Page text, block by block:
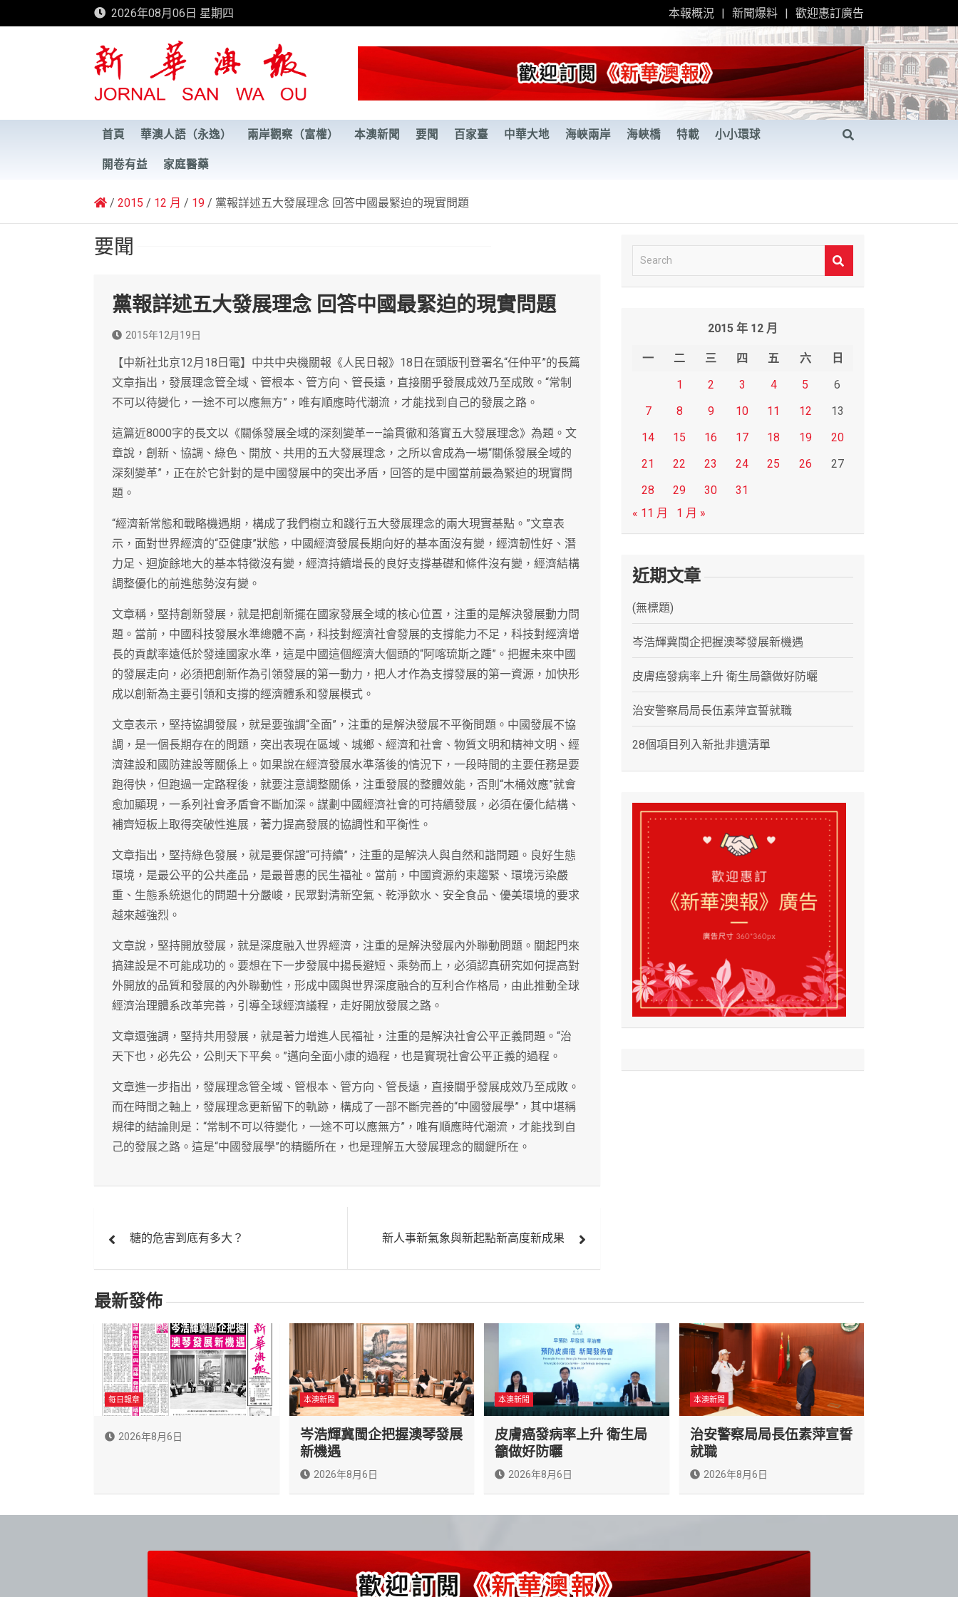
to
2026年08月06日 星期四 本報概況 新聞爆料 歡迎惠訂廣告
新華澳報
首頁 華澳人語（永逸） 兩岸觀察（富權） 本澳新聞 要聞 百家臺 中華大地 海峽兩岸 海峽橋 特載 小小環球
開卷有益 家庭醫藥
2015 12 月 19 黨報詳述五大發展理念 回答中國最緊迫的現實問題
要聞
黨報詳述五大發展理念 回答中國最緊迫的現實問題
2015年12月19日
【中新社北京12月18日電】中共中央機關報《人民日報》18日在頭版刊登署名“任仲平”的長篇
文章指出，發展理念管全域、管根本、管方向、管長遠，直接關乎發展成效乃至成敗。“常制
不可以待變化，一途不可以應無方”，唯有順應時代潮流，才能找到自己的發展之路。
這篇近8000字的長文以《關係發展全域的深刻變革——論貫徹和落實五大發展理念》為題。文
章說，創新、協調、綠色、開放、共用的五大發展理念，之所以會成為一場“關係發展全域的
深刻變革”，正在於它針對的是中國發展中的突出矛盾，回答的是中國當前最為緊迫的現實問
題。
“經濟新常態和戰略機遇期，構成了我們樹立和踐行五大發展理念的兩大現實基點。”文章表
示，面對世界經濟的“亞健康”狀態，中國經濟發展長期向好的基本面沒有變，經濟韌性好、潛
力足、迴旋餘地大的基本特徵沒有變，經濟持續增長的良好支撐基礎和條件沒有變，經濟結構
調整優化的前進態勢沒有變。
文章稱，堅持創新發展，就是把創新擺在國家發展全域的核心位置，注重的是解決發展動力問
題。當前，中國科技發展水準總體不高，科技對經濟社會發展的支撐能力不足，科技對經濟增
長的貢獻率遠低於發達國家水準，這是中國這個經濟大個頭的“阿喀琉斯之踵”。把握未來中國
的發展走向，必須把創新作為引領發展的第一動力，把人才作為支撐發展的第一資源，加快形
成以創新為主要引領和支撐的經濟體系和發展模式。
文章表示，堅持協調發展，就是要強調“全面”，注重的是解決發展不平衡問題。中國發展不協
調，是一個長期存在的問題，突出表現在區域、城鄉、經濟和社會、物質文明和精神文明、經
濟建設和國防建設等關係上。如果說在經濟發展水準落後的情況下，一段時間的主要任務是要
跑得快，但跑過一定路程後，就要注意調整關係，注重發展的整體效能，否則“木桶效應”就會
愈加顯現，一系列社會矛盾會不斷加深。謀劃中國經濟社會的可持續發展，必須在優化結構、
補齊短板上取得突破性進展，著力提高發展的協調性和平衡性。
文章指出，堅持綠色發展，就是要保證“可持續”，注重的是解決人與自然和諧問題。良好生態
環境，是最公平的公共產品，是最普惠的民生福祉。當前，中國資源約束趨緊、環境污染嚴
重、生態系統退化的問題十分嚴峻，民眾對清新空氣、乾淨飲水、安全食品、優美環境的要求
越來越強烈。
文章說，堅持開放發展，就是深度融入世界經濟，注重的是解決發展內外聯動問題。關起門來
搞建設是不可能成功的。要想在下一步發展中揚長避短、乘勢而上，必須認真研究如何提高對
外開放的品質和發展的內外聯動性，形成中國與世界深度融合的互利合作格局，由此推動全球
經濟治理體系改革完善，引導全球經濟議程，走好開放發展之路。
文章還強調，堅持共用發展，就是著力增進人民福祉，注重的是解決社會公平正義問題。“治
天下也，必先公，公則天下平矣。”邁向全面小康的過程，也是實現社會公平正義的過程。
文章進一步指出，發展理念管全域、管根本、管方向、管長遠，直接關乎發展成效乃至成敗。
而在時間之軸上，發展理念更新留下的軌跡，構成了一部不斷完善的“中國發展學”，其中堪稱
規律的結論則是：“常制不可以待變化，一途不可以應無方”，唯有順應時代潮流，才能找到自
己的發展之路。這是“中國發展學”的精髓所在，也是理解五大發展理念的關鍵所在。
章
覽
糖的危害到底有多大？ 新人事新氣象與新起點新高度新成果
e
2015 年 12 月
一 二 三 四 五 六
日
1
2 3 4 5
6
7
8 9 10 11 12
13
14
15 16 17 18 19
20
21
22 23 24 25 26
27
28
29 30
31
« 11 月
1 月 »
近期文章
(無標題)
岑浩輝冀閩企把握澳琴發展新機遇
皮膚癌發病率上升 衛生局籲做好防曬
治安警察局局長伍素萍宣誓就職
28個項目列入新批非遺清單
最新發佈
每日報章
2026年8月6日
本澳新聞
岑浩輝冀閩企把握澳琴發展
新機遇
2026年8月6日
本澳新聞
皮膚癌發病率上升 衛生局
籲做好防曬
2026年8月6日
本澳新聞
治安警察局局長伍素萍宣誓
就職
2026年8月6日